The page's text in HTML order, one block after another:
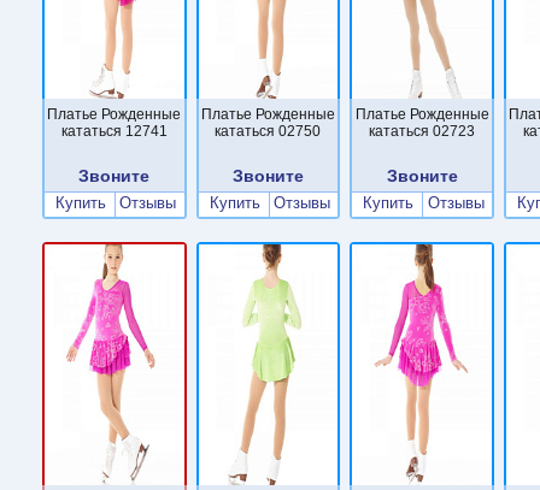
Платье Рожденные
кататься 12741
Звоните
Купить Отзывы
Платье Рожденные
кататься 02750
Звоните
Купить Отзывы
Платье Рожденные
кататься 02723
Звоните
Купить Отзывы